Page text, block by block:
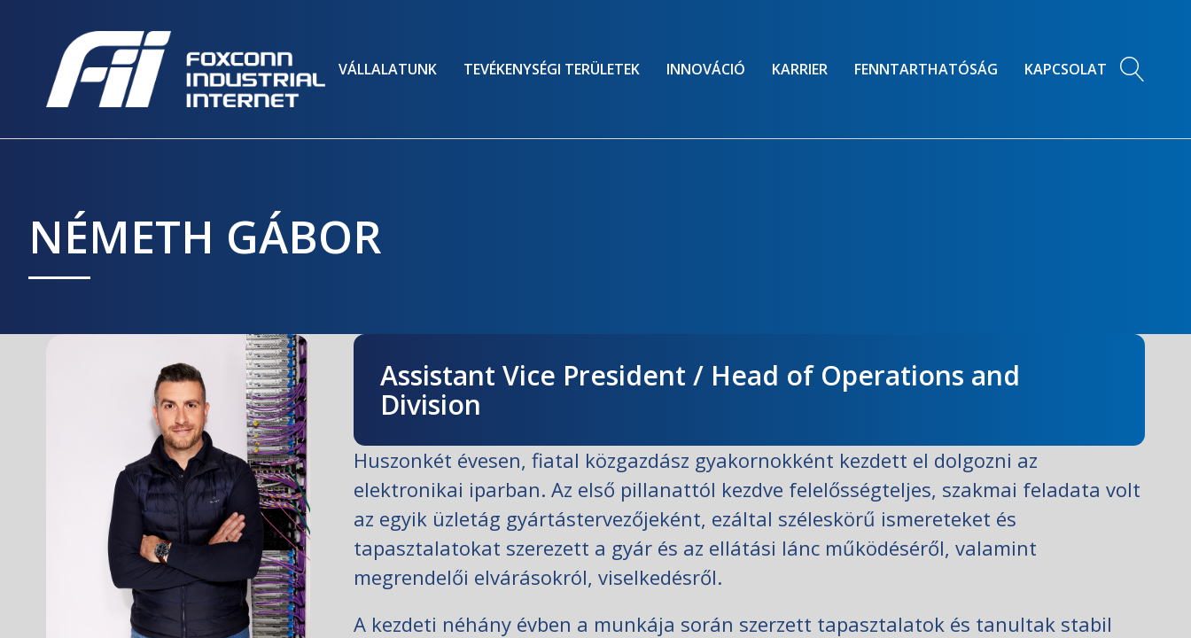
VÁLLALATUNK TEVÉKENYSÉGI TERÜLETEK INNOVÁCIÓ KARRIER FENNTARTHATÓSÁG KAPCSOLAT
NÉMETH GÁBOR
Assistant Vice President / Head of Operations and
Division
Huszonkét évesen, fiatal közgazdász gyakornokként kezdett el dolgozni az
elektronikai iparban. Az első pillanattól kezdve felelősségteljes, szakmai feladata volt
az egyik üzletág gyártástervezőjeként, ezáltal széleskörű ismereteket és
tapasztalatokat szerezett a gyár és az ellátási lánc működéséről, valamint
megrendelői elvárásokról, viselkedésről.
A kezdeti néhány évben a munkája során szerzett tapasztalatok és tanultak stabil